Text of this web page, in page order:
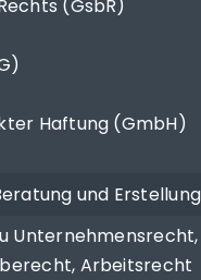
(GsbR)
Haftung (GmbH)
und Erstellung
Unternehmensrecht,
Arbeitsrecht